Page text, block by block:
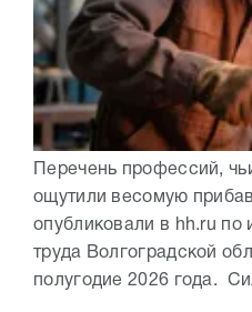
Перечень профессий,
ощутили весомую
опубликовали в hh.ru по
труда Волгоградской
полугодие 2026 года.